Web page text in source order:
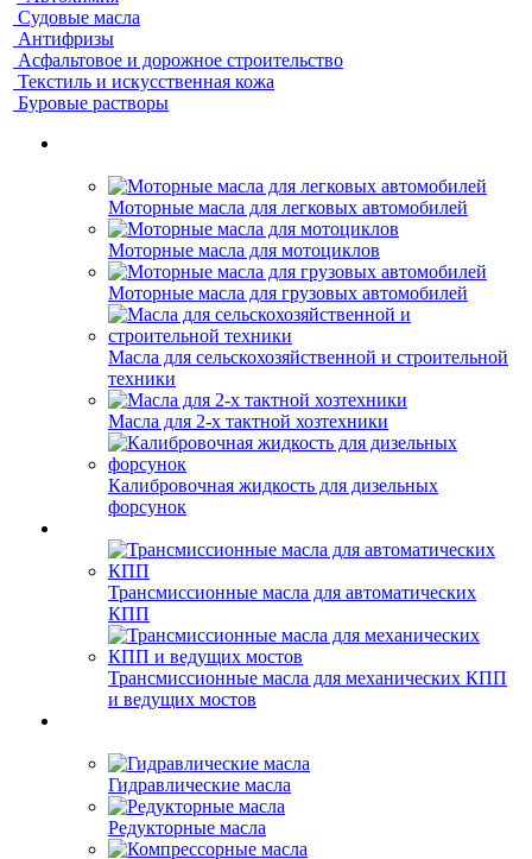
Судовые масла
Антифризы
Асфальтовое и дорожное строительство
Текстиль и искусственная кожа
Буровые растворы
Моторные масла для легковых автомобилей
Моторные масла для мотоциклов
Моторные масла для грузовых автомобилей
Масла для сельскохозяйственной и строительной
техники
Масла для 2-х тактной хозтехники
Калибровочная жидкость для дизельных
форсунок
Трансмиссионные масла для автоматических
КПП
Трансмиссионные масла для механических КПП
и ведущих мостов
Гидравлические масла
Редукторные масла